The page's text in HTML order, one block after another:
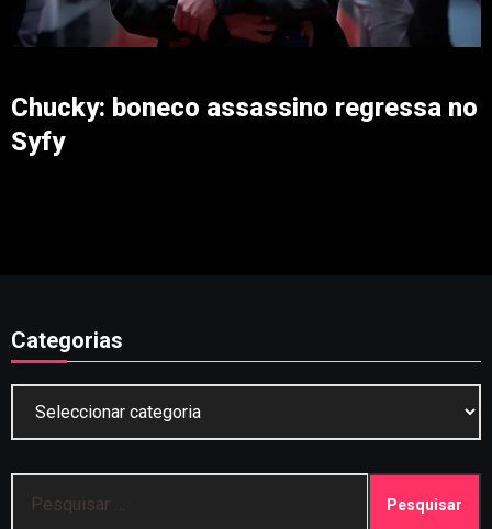
Chucky: boneco assassino regressa no
Syfy
Categorias
por: